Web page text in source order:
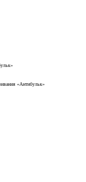
«Антибульк»